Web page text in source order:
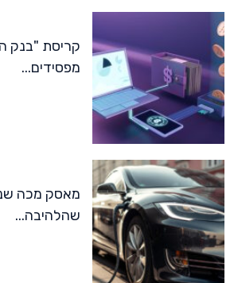
קריסת "בנק
מפסידים...
מאסק מכה
שהלהיבה...